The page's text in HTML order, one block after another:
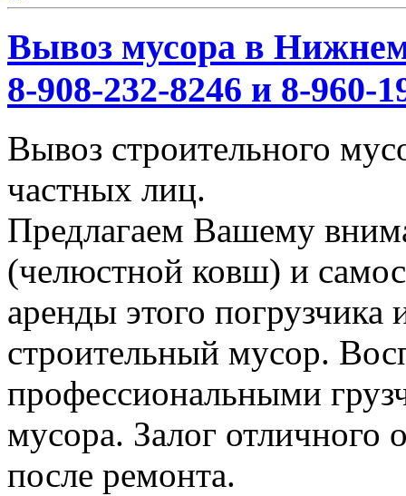
Вывоз мусора в
8-908-232-8246 и 8-960-
Вывоз строительного
частных лиц.
Предлагаем Вашему
(челюстной ковш) и
аренды этого
строительный мусор.
профессиональными
мусора. Залог отличного
после ремонта.